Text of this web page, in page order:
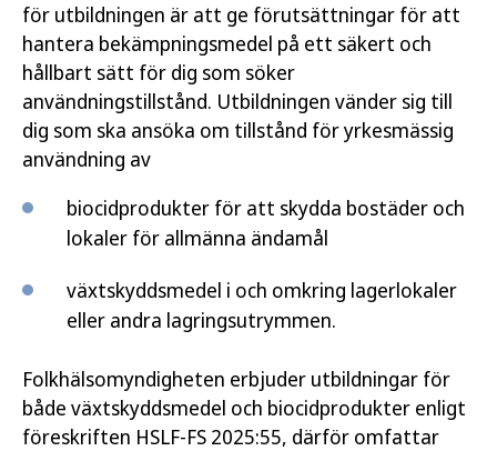
för utbildningen är att ge förutsättningar för att
hantera bekämpningsmedel på ett säkert och
hållbart sätt för dig som söker
användningstillstånd. Utbildningen vänder sig till
dig som ska ansöka om tillstånd för yrkesmässig
användning av
biocidprodukter för att skydda bostäder och
lokaler för allmänna ändamål
växtskyddsmedel i och omkring lagerlokaler
eller andra lagringsutrymmen.
Folkhälsomyndigheten erbjuder utbildningar för
både växtskyddsmedel och biocidprodukter enligt
föreskriften HSLF-FS 2025:55, därför omfattar